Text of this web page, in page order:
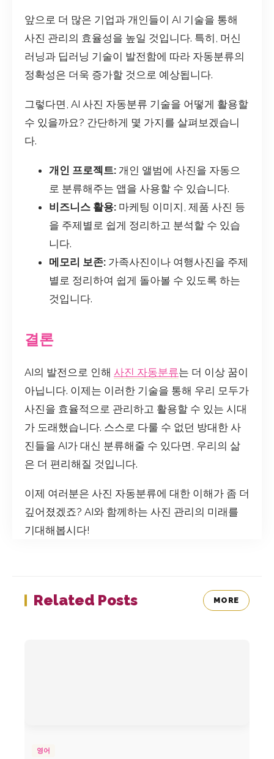
앞으로 더 많은 기업과 개인들이 AI 기술을 통해
사진 관리의 효율성을 높일 것입니다. 특히, 머신
러닝과 딥러닝 기술이 발전함에 따라 자동분류의
정확성은 더욱 증가할 것으로 예상됩니다.
그렇다면, AI 사진 자동분류 기술을 어떻게 활용할
수 있을까요? 간단하게 몇 가지를 살펴보겠습니
다.
개인 프로젝트: 개인 앨범에 사진을 자동으
로 분류해주는 앱을 사용할 수 있습니다.
비즈니스 활용: 마케팅 이미지, 제품 사진 등
을 주제별로 쉽게 정리하고 분석할 수 있습
니다.
메모리 보존: 가족사진이나 여행사진을 주제
별로 정리하여 쉽게 돌아볼 수 있도록 하는
것입니다.
결론
AI의 발전으로 인해 사진 자동분류는 더 이상 꿈이
아닙니다. 이제는 이러한 기술을 통해 우리 모두가
사진을 효율적으로 관리하고 활용할 수 있는 시대
가 도래했습니다. 스스로 다룰 수 없던 방대한 사
진들을 AI가 대신 분류해줄 수 있다면, 우리의 삶
은 더 편리해질 것입니다.
이제 여러분은 사진 자동분류에 대한 이해가 좀 더
깊어졌겠죠? AI와 함께하는 사진 관리의 미래를
기대해봅시다!
Related Posts MORE
영어